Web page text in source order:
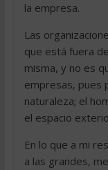
la empresa.
Las
que está fuera
misma, y no es
empresas, pues
naturaleza; el
el espacio
En lo que a mi
a las grandes,